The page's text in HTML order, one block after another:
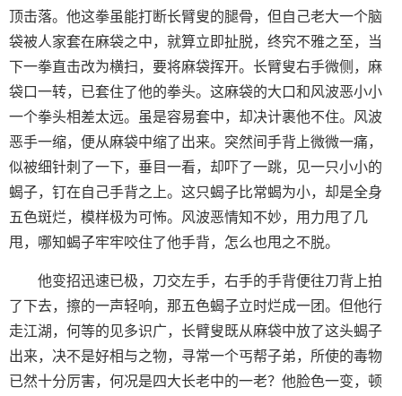
顶击落。他这拳虽能打断长臂叟的腿骨，但自己老大一个脑
袋被人家套在麻袋之中，就算立即扯脱，终究不雅之至，当
下一拳直击改为横扫，要将麻袋挥开。长臂叟右手微侧，麻
袋口一转，已套住了他的拳头。这麻袋的大口和风波恶小小
一个拳头相差太远。虽是容易套中，却决计裹他不住。风波
恶手一缩，便从麻袋中缩了出来。突然间手背上微微一痛，
似被细针刺了一下，垂目一看，却吓了一跳，见一只小小的
蝎子，钉在自己手背之上。这只蝎子比常蝎为小，却是全身
五色斑烂，模样极为可怖。风波恶情知不妙，用力甩了几
甩，哪知蝎子牢牢咬住了他手背，怎么也甩之不脱。
他变招迅速已极，刀交左手，右手的手背便往刀背上拍
了下去，擦的一声轻响，那五色蝎子立时烂成一团。但他行
走江湖，何等的见多识广，长臂叟既从麻袋中放了这头蝎子
出来，决不是好相与之物，寻常一个丐帮子弟，所使的毒物
已然十分厉害，何况是四大长老中的一老？他脸色一变，顿